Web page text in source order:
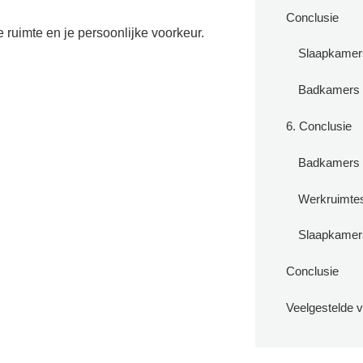
en je persoonlijke voorkeur.
Conclusie
Badkamers
6. Conclusie
Badkamers
Conclusie
Veelgestelde